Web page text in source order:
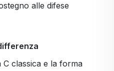
alle difese
classica e la forma